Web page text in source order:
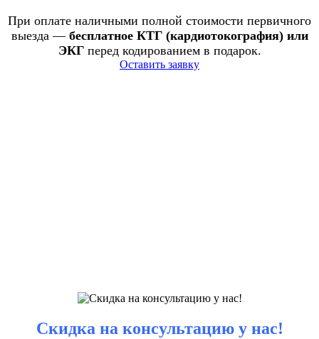
При оплате наличными полной стоимости первичного
выезда — бесплатное КТГ (кардиотокография) или
ЭКГперед кодированием в подарок.
Оставить заявку
Скидка на консультацию у нас!